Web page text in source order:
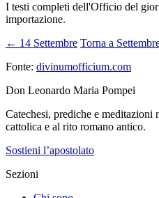
I testi completi dell'Officio del
importazione.
← 14 Settembre Torna a
Fonte: divinumofficium.com
Don Leonardo Maria Pompei
Catechesi, prediche e meditazioni
cattolica e al rito romano antico.
Sostieni l’apostolato
Sezioni